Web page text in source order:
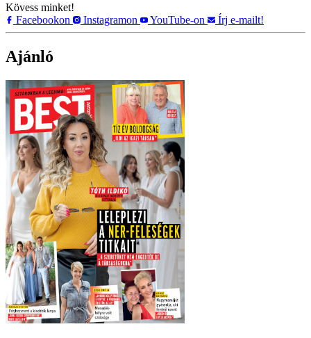
Kövess minket!
Facebookon
Instagramon YouTube-on Írj e-mailt!
Ajánló